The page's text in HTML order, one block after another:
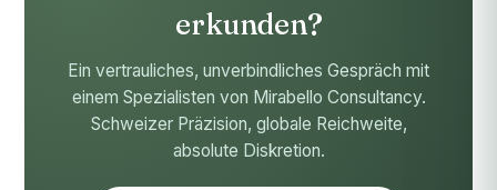
erkunden?
Ein vertrauliches, unverbindliches Gespräch mit
einem Spezialisten von Mirabello Consultancy.
Schweizer Präzision, globale Reichweite,
absolute Diskretion.